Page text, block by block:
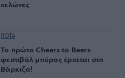
χελώνες
ΠΟΤΑ
Το πρώτο Cheers to Beers
φεστιβάλ μπύρας έρχεται στη
Βάρκιζα!